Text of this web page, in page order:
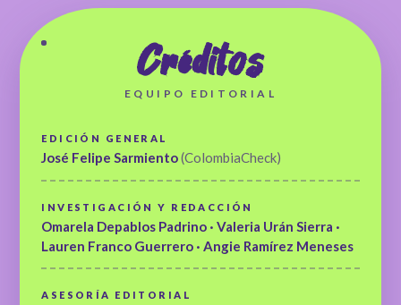
Créditos
EQUIPO EDITORIAL
EDICIÓN GENERAL
José Felipe Sarmiento(ColombiaCheck)
INVESTIGACIÓN Y REDACCIÓN
Omarela Depablos Padrino · Valeria Urán Sierra ·
Lauren Franco Guerrero · Angie Ramírez Meneses
ASESORÍA EDITORIAL